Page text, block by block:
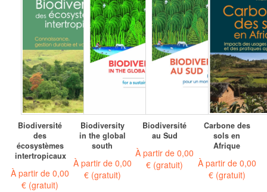
Biodiversité
des
écosystèmes
intertropicaux
À partir de0,00
€ (gratuit)
Biodiversity
in the global
south
À partir de 0,00
€ (gratuit)
Biodiversité
au Sud
À partir de0,00
€ (gratuit)
Carbone des
sols en
Afrique
À partir de 0,00
€ (gratuit)